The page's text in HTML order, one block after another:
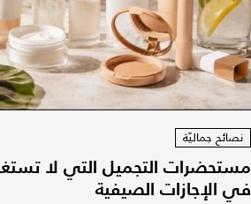
نصائح جماليّة
مستحضرات التجميل التي لا
في الإجازات الصيفية